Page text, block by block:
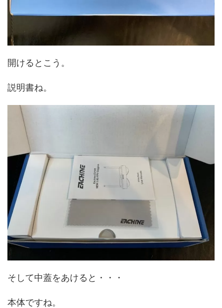
開けるとこう。
説明書ね。
そして中蓋をあけると・・・
本体ですね。